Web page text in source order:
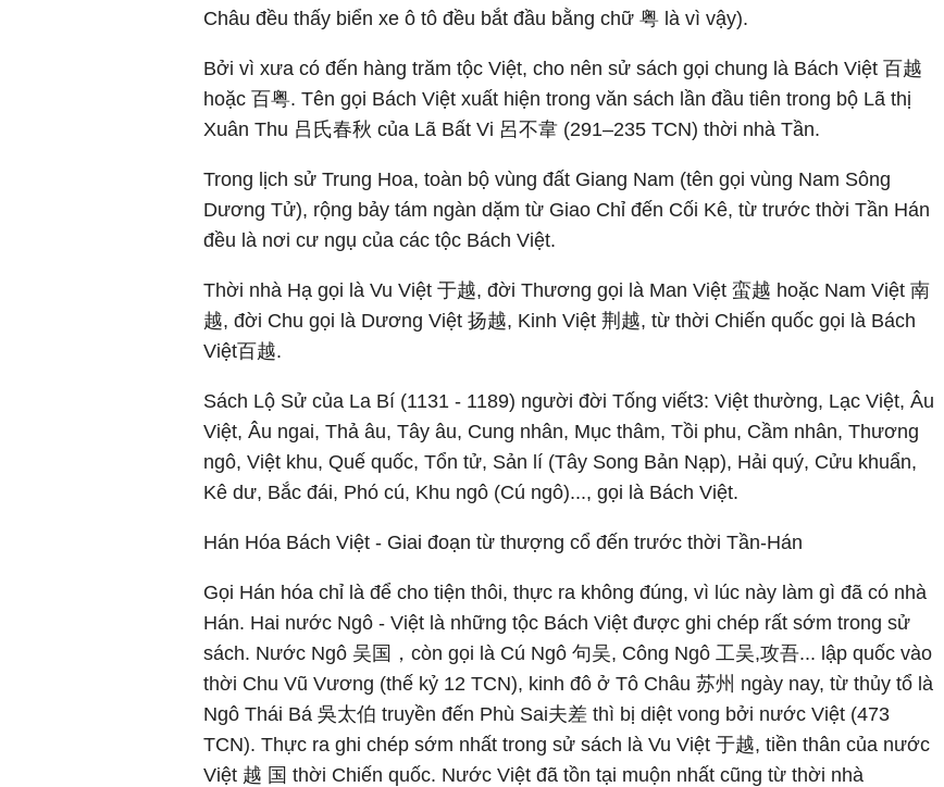
Châu đều thấy biển xe ô tô đều bắt đầu bằng chữ 粤 là vì vậy).
Bởi vì xưa có đến hàng trăm tộc Việt, cho nên sử sách gọi chung là Bách Việt 百越
hoặc 百粤. Tên gọi Bách Việt xuất hiện trong văn sách lần đầu tiên trong bộ Lã thị
Xuân Thu 吕氏春秋 của Lã Bất Vi 呂不韋 (291–235 TCN) thời nhà Tần.
Trong lịch sử Trung Hoa, toàn bộ vùng đất Giang Nam (tên gọi vùng Nam Sông
Dương Tử), rộng bảy tám ngàn dặm từ Giao Chỉ đến Cối Kê, từ trước thời Tần Hán
đều là nơi cư ngụ của các tộc Bách Việt.
Thời nhà Hạ gọi là Vu Việt 于越, đời Thương gọi là Man Việt 蛮越 hoặc Nam Việt 南
越, đời Chu gọi là Dương Việt 扬越, Kinh Việt 荆越, từ thời Chiến quốc gọi là Bách
Việt百越.
Sách Lộ Sử của La Bí (1131 - 1189) người đời Tống viết3: Việt thường, Lạc Việt, Âu
Việt, Âu ngai, Thả âu, Tây âu, Cung nhân, Mục thâm, Tồi phu, Cầm nhân, Thương
ngô, Việt khu, Quế quốc, Tổn tử, Sản lí (Tây Song Bản Nạp), Hải quý, Cửu khuẩn,
Kê dư, Bắc đái, Phó cú, Khu ngô (Cú ngô)..., gọi là Bách Việt.
Hán Hóa Bách Việt - Giai đoạn từ thượng cổ đến trước thời Tần-Hán
Gọi Hán hóa chỉ là để cho tiện thôi, thực ra không đúng, vì lúc này làm gì đã có nhà
Hán. Hai nước Ngô - Việt là những tộc Bách Việt được ghi chép rất sớm trong sử
sách. Nước Ngô 吴国，còn gọi là Cú Ngô 句吴, Công Ngô 工吴,攻吾... lập quốc vào
thời Chu Vũ Vương (thế kỷ 12 TCN), kinh đô ở Tô Châu 苏州 ngày nay, từ thủy tổ là
Ngô Thái Bá 吳太伯 truyền đến Phù Sai夫差 thì bị diệt vong bởi nước Việt (473
TCN). Thực ra ghi chép sớm nhất trong sử sách là Vu Việt 于越, tiền thân của nước
Việt 越 国 thời Chiến quốc. Nước Việt đã tồn tại muộn nhất cũng từ thời nhà